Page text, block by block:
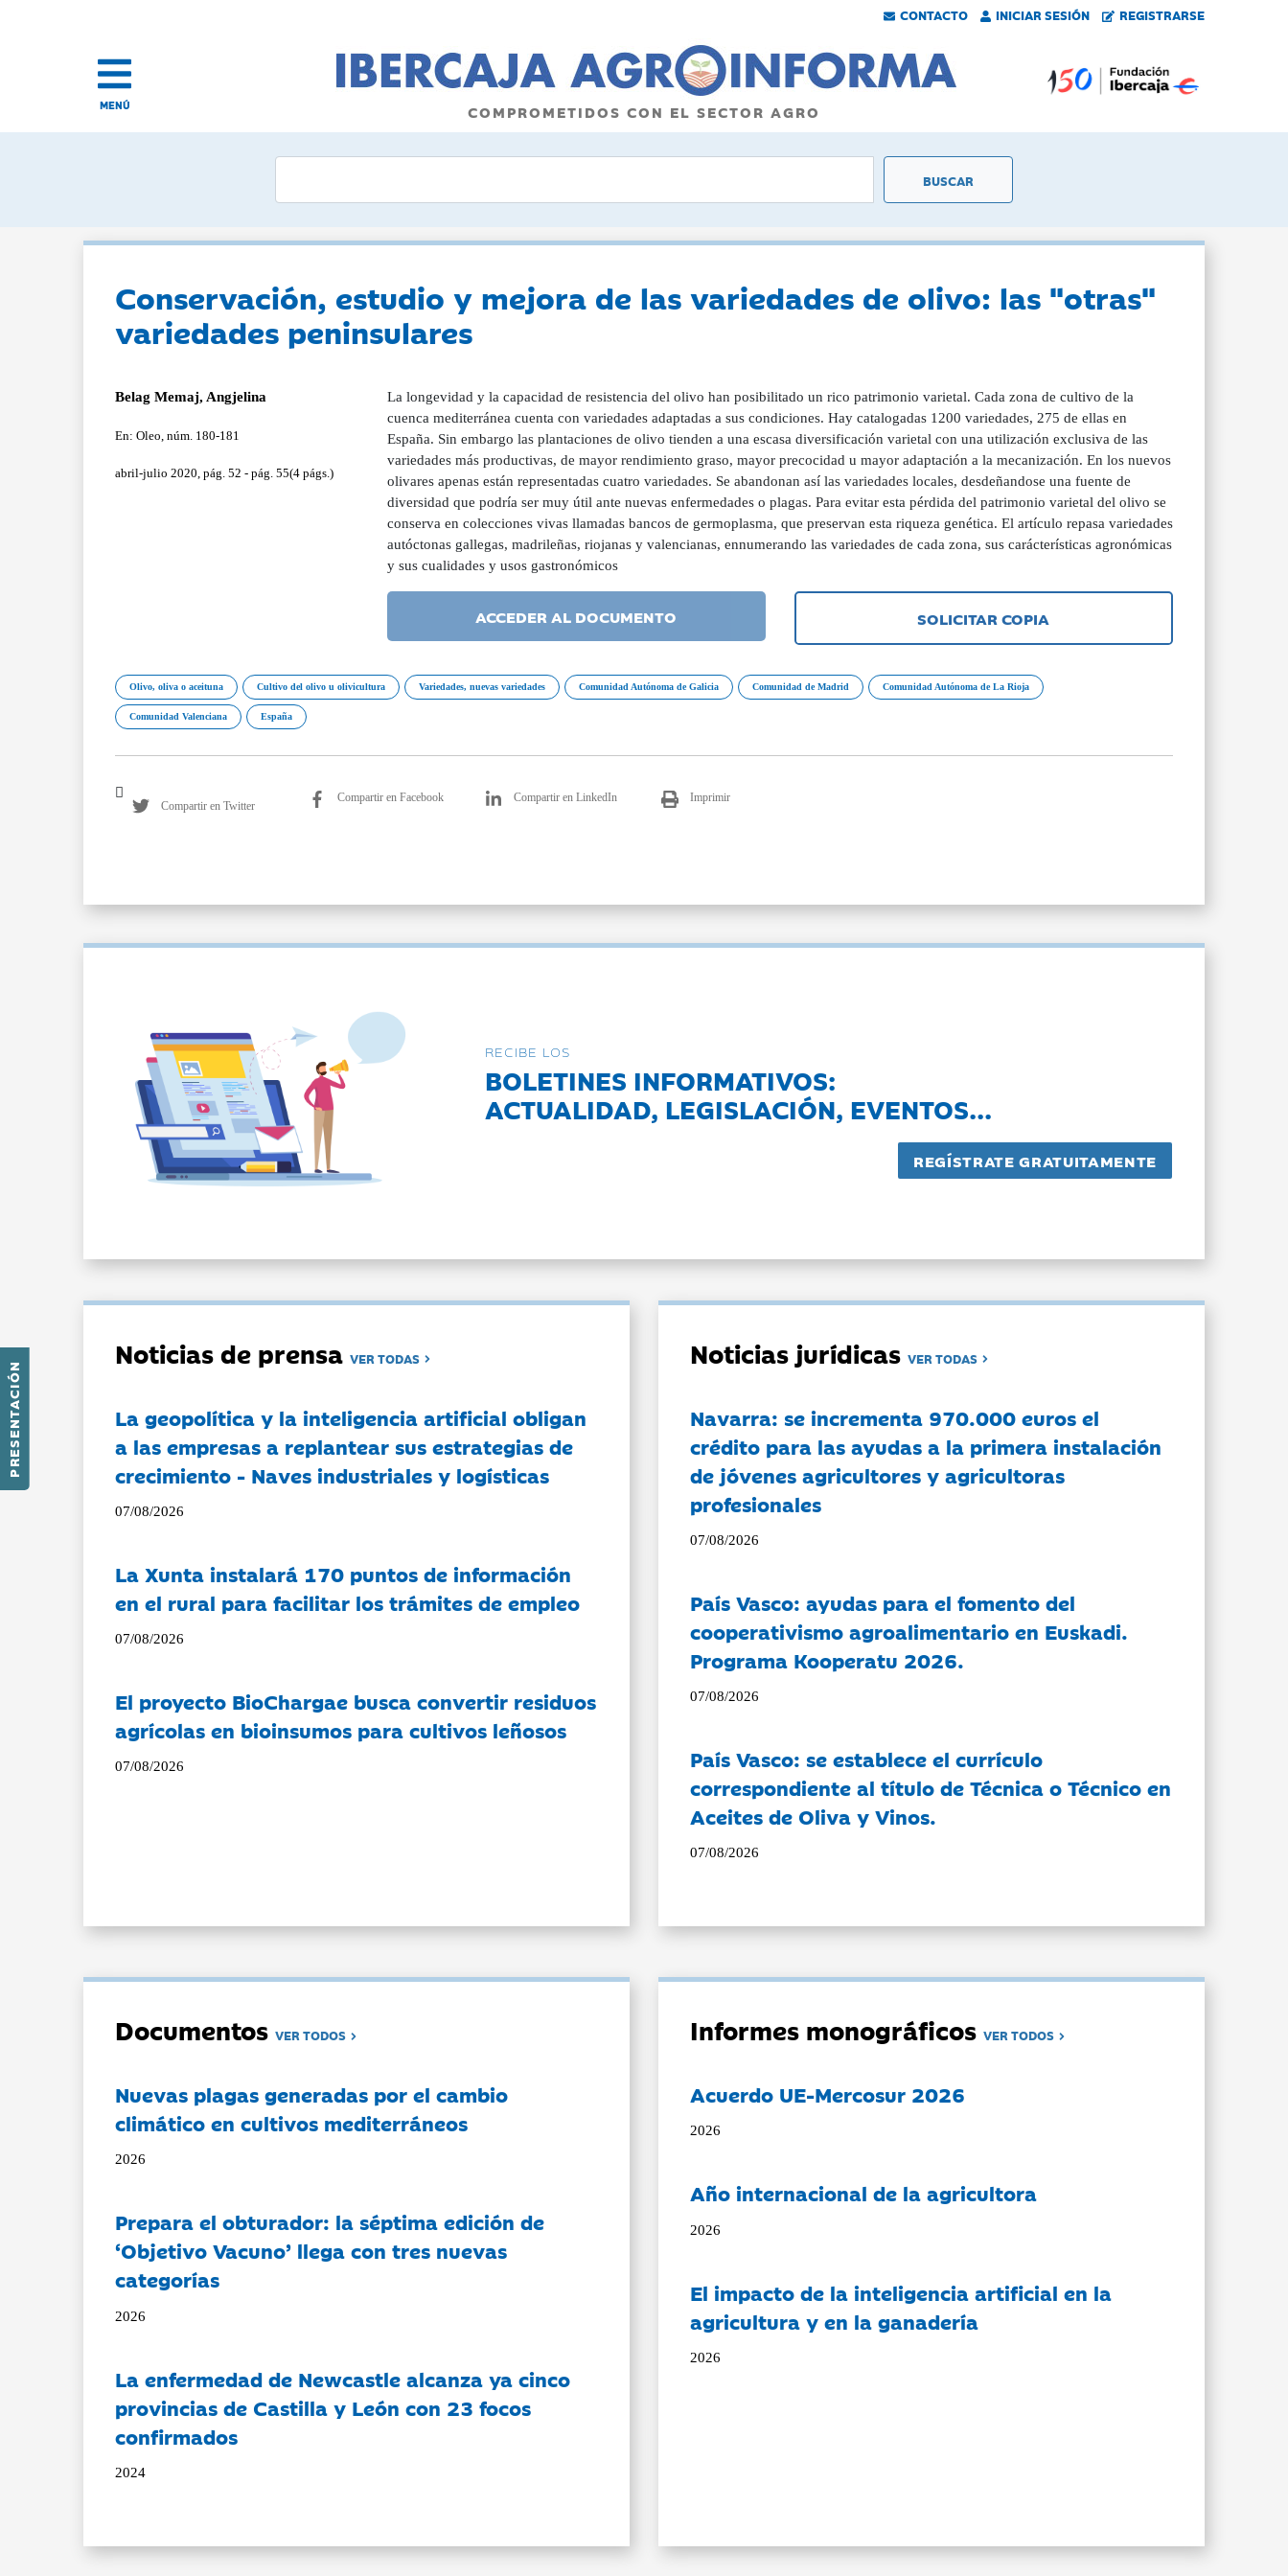
CONTACTO INICIAR SESIÓN REGISTRARSE
PRESENTACIÓN
MENÚ COMPROMETIDOS CON EL SECTOR AGRO
Conservación, estudio y mejora de las variedades de olivo: las "otras"
variedades peninsulares
Belag Memaj, Angjelina
En: Oleo, núm. 180-181
abril-julio 2020, pág. 52 - pág. 55(4 págs.)
La longevidad y la capacidad de resistencia del olivo han posibilitado un rico patrimonio varietal. Cada zona de cultivo de la
cuenca mediterránea cuenta con variedades adaptadas a sus condiciones. Hay catalogadas 1200 variedades, 275 de ellas en
España. Sin embargo las plantaciones de olivo tienden a una escasa diversificación varietal con una utilización exclusiva de las
variedades más productivas, de mayor rendimiento graso, mayor precocidad u mayor adaptación a la mecanización. En los nuevos
olivares apenas están representadas cuatro variedades. Se abandonan así las variedades locales, desdeñandose una fuente de
diversidad que podría ser muy útil ante nuevas enfermedades o plagas. Para evitar esta pérdida del patrimonio varietal del olivo se
conserva en colecciones vivas llamadas bancos de germoplasma, que preservan esta riqueza genética. El artículo repasa variedades
autóctonas gallegas, madrileñas, riojanas y valencianas, ennumerando las variedades de cada zona, sus carácterísticas agronómicas
y sus cualidades y usos gastronómicos
ACCEDER AL DOCUMENTO SOLICITAR COPIA
Olivo, oliva o aceituna Cultivo del olivo u olivicultura Variedades, nuevas variedades Comunidad Autónoma de Galicia Comunidad de Madrid Comunidad Autónoma de La Rioja
Comunidad Valenciana España
Compartir en Twitter
Compartir en Facebook Compartir en LinkedIn Imprimir
RECIBE LOS
BOLETINES INFORMATIVOS:
ACTUALIDAD, LEGISLACIÓN, EVENTOS...
Noticias de prensaVER TODAS
La geopolítica y la inteligencia artificial obligan
a las empresas a replantear sus estrategias de
crecimiento - Naves industriales y logísticas
07/08/2026
La Xunta instalará 170 puntos de información
en el rural para facilitar los trámites de empleo
07/08/2026
El proyecto BioChargae busca convertir residuos
agrícolas en bioinsumos para cultivos leñosos
07/08/2026
Noticias jurídicasVER TODAS
Navarra: se incrementa 970.000 euros el
crédito para las ayudas a la primera instalación
de jóvenes agricultores y agricultoras
profesionales
07/08/2026
País Vasco: ayudas para el fomento del
cooperativismo agroalimentario en Euskadi.
Programa Kooperatu 2026.
07/08/2026
País Vasco: se establece el currículo
correspondiente al título de Técnica o Técnico en
Aceites de Oliva y Vinos.
07/08/2026
DocumentosVER TODOS
Nuevas plagas generadas por el cambio
climático en cultivos mediterráneos
2026
Prepara el obturador: la séptima edición de
‘Objetivo Vacuno’ llega con tres nuevas
categorías
2026
La enfermedad de Newcastle alcanza ya cinco
provincias de Castilla y León con 23 focos
confirmados
2024
Informes monográficosVER TODOS
Acuerdo UE-Mercosur 2026
2026
Año internacional de la agricultora
2026
El impacto de la inteligencia artificial en la
agricultura y en la ganadería
2026